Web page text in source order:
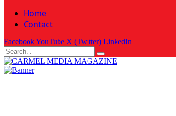
Home
Contact
FacebookYouTube X (Twitter) LinkedIn